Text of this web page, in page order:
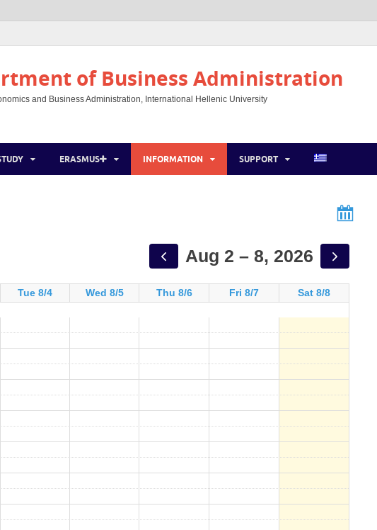
of Business Administration
and Business Administration, International Hellenic University
ERASMUS INFORMATION SUPPORT
Aug 2 – 8, 2026
Tue 8/4 Wed 8/5 Thu 8/6 Fri 8/7 Sat 8/8